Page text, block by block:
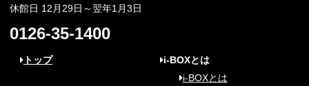
休館日 12月29日～翌年1月3日
0126-35-1400
トップ
i-BOXとは
i-BOXとは